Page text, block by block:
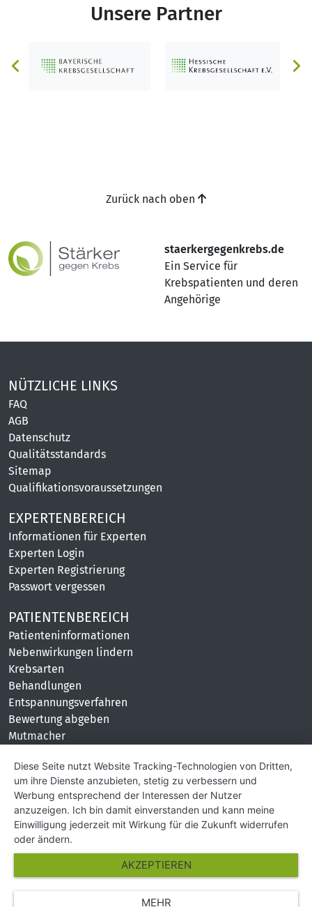
Unsere Partner
staerkergegenkrebs.de
Ein Service für
Krebspatienten und deren
Angehörige
Zurück nach oben
NÜTZLICHE LINKS
FAQ
AGB
Datenschutz
Qualitätsstandards
Sitemap
Qualifikationsvoraussetzungen
EXPERTENBEREICH
Informationen für Experten
Experten Login
Experten Registrierung
Passwort vergessen
PATIENTENBEREICH
Patienteninformationen
Nebenwirkungen lindern
Krebsarten
Behandlungen
Entspannungsverfahren
Bewertung abgeben
Mutmacher
KONTAKT
Impressum
Hilfe und Kontakt
Partner
Presse
Über Uns
Diese Seite nutzt Website Tracking-Technologien von Dritten,
um ihre Dienste anzubieten, stetig zu verbessern und
Werbung entsprechend der Interessen der Nutzer
anzuzeigen. Ich bin damit einverstanden und kann meine
Einwilligung jederzeit mit Wirkung für die Zukunft widerrufen
oder ändern.
AKZEPTIEREN
MEHR